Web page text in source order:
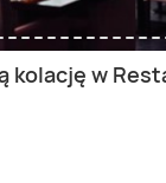
kolację w